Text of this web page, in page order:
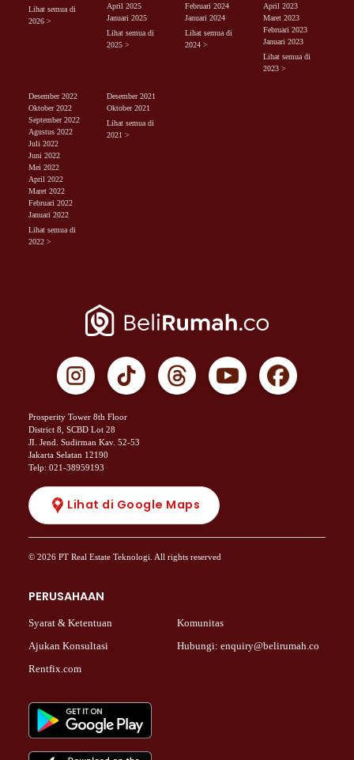
Lihat semua di
2026 >
April 2025
Januari 2025
Lihat semua di
2025 >
Februari 2024
Januari 2024
Lihat semua di
2024 >
April 2023
Maret 2023
Februari 2023
Januari 2023
Lihat semua di
2023 >
Desember 2022
Oktober 2022
September 2022
Agustus 2022
Juli 2022
Juni 2022
Mei 2022
April 2022
Maret 2022
Februari 2022
Januari 2022
Lihat semua di
2022 >
Desember 2021
Oktober 2021
Lihat semua di
2021 >
Prosperity Tower 8th Floor
District 8, SCBD Lot 28
JI. Jend. Sudirman Kav. 52-53
Jakarta Selatan 12190
Telp: 021-38959193
Lihat di Google Maps
© 2026 PT Real Estate Teknologi. All rights reserved
PERUSAHAAN
Syarat & Ketentuan Komunitas
Ajukan Konsultasi Hubungi: enquiry@belirumah.co
Rentfix.com